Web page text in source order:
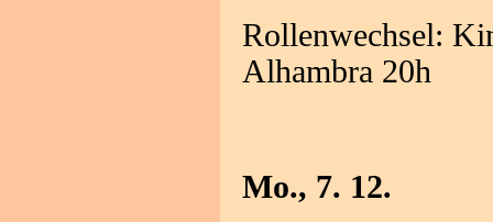
Rollenwechsel:
Alhambra 20h
Mo., 7. 12.